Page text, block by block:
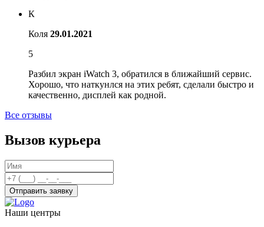
К
Коля 29.01.2021
5
Разбил экран iWatch 3, обратился в ближайший сервис.
Хорошо, что наткунлся на этих ребят, сделали быстро и
качественно, дисплей как родной.
Все отзывы
Вызов курьера
Отправить заявку
Наши центры